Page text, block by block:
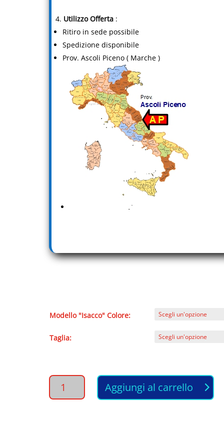
Utilizzo Offerta :
Ritiro in sede possibile
Spedizione disponibile
Prov. Ascoli Piceno ( Marche )
Modello "Isacco" Colore:
Taglia:
PANTALONE
Unisex
Aggiungi al carrello